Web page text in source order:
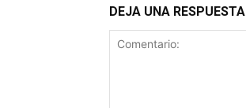
DEJA UNA RESPUESTA